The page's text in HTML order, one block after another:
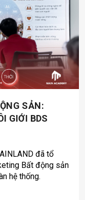
SẢN:
GIỚI BDS
đã tổ
Bất động sản
hệ thống.